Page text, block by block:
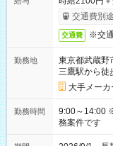
交通費別
交通費 ※交
勤務地
東京都武蔵野
三鷹駅から徒
大手メーカ
勤務時間
9:00～14:00
務案件です